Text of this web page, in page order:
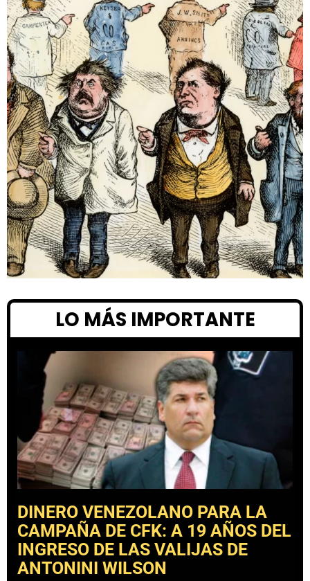
LO MÁS IMPORTANTE
DINERO VENEZOLANO PARA LA
CAMPAÑA DE CFK: A 19 AÑOS DEL
INGRESO DE LAS VALIJAS DE
ANTONINI WILSON